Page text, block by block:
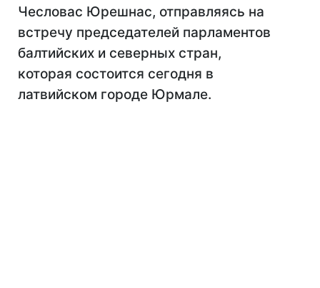
Чесловас Юрешнас, отправляясь на
встречу председателей парламентов
балтийских и северных стран,
которая состоится сегодня в
латвийском городе Юрмале.